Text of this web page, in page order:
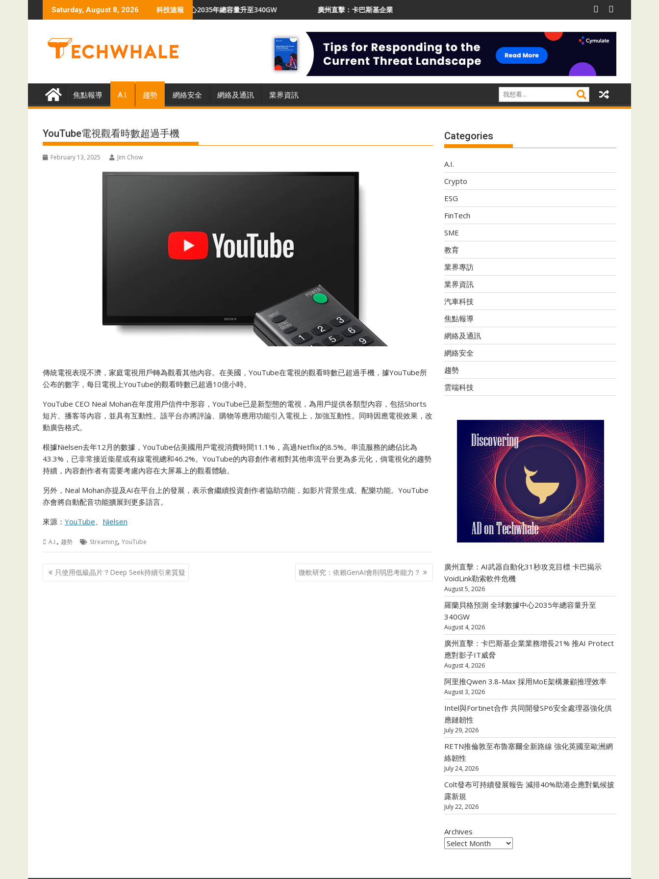
to
Saturday, August 8, 2026 科技速報
巴揭示VoidLink勒索軟件危機羅蘭貝格預測 全球數據中心2035年總容量升至340GW 廣州直擊：卡巴斯基企業業務增長21% 推AI Protect應對影子IT威脅 阿里推Qwen 3.8-Max 採用MoE架構兼顧推理效率
焦點報導 A.I. 趨勢 網絡安全 網絡及通訊 業界資訊
YouTube電視觀看時數超過手機
February 13, 2025 Jim Chow
傳統電視表現不濟，家庭電視用戶轉為觀看其他內容。在美國，YouTube在電視的觀看時數已超過手機，據YouTube所
公布的數字，每日電視上YouTube的觀看時數已超過10億小時。
YouTube CEO Neal Mohan在年度用戶信件中形容，YouTube已是新型態的電視，為用戶提供各類型內容，包括Shorts
短片、播客等內容，並具有互動性。該平台亦將評論、購物等應用功能引入電視上，加強互動性。同時因應電視效果，改
動廣告格式。
根據Nielsen去年12月的數據，YouTube佔美國用戶電視消費時間11.1%，高過Netflix的8.5%。串流服務的總佔比為
43.3%，已非常接近衞星或有線電視總和46.2%。YouTube的內容創作者相對其他串流平台更為多元化，倘電視化的趨勢
持續，內容創作者有需要考慮內容在大屏幕上的觀看體驗。
另外，Neal Mohan亦提及AI在平台上的發展，表示會繼續投資創作者協助功能，如影片背景生成、配樂功能。YouTube
亦會將自動配音功能擴展到更多語言。
來源： YouTube、 Nielsen
A.I., 趨勢 Streaming, YouTube
Post
navigation
只使用低級晶片？Deep Seek持續引來質疑 微軟研究：依賴GenAI會削弱思考能力？
Categories
A.I.
Crypto
ESG
FinTech
SME
教育
業界專訪
業界資訊
汽車科技
焦點報導
網絡及通訊
網絡安全
趨勢
雲端科技
廣州直擊：AI武器自動化31秒攻克目標 卡巴揭示
VoidLink勒索軟件危機
August 5, 2026
羅蘭貝格預測 全球數據中心2035年總容量升至
340GW
August 4, 2026
廣州直擊：卡巴斯基企業業務增長21% 推AI Protect
應對影子IT威脅
August 4, 2026
阿里推Qwen 3.8-Max 採用MoE架構兼顧推理效率
August 3, 2026
Intel與Fortinet合作 共同開發SP6安全處理器強化供
應鏈韌性
July 29, 2026
RETN推倫敦至布魯塞爾全新路線 強化英國至歐洲網
絡韌性
July 24, 2026
Colt發布可持續發展報告 減排40%助港企應對氣候披
露新規
July 22, 2026
Archives